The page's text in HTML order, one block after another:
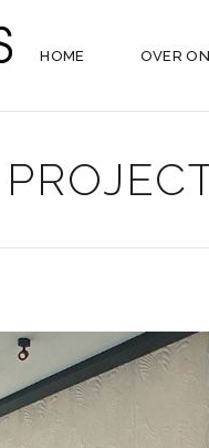
HOME OVER